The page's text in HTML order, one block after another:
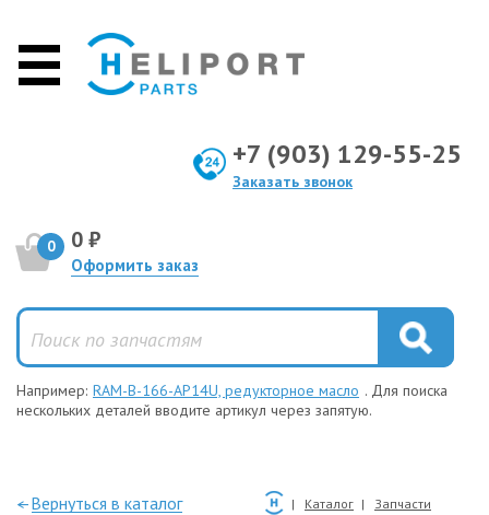
+7 (903) 129-55-25
Заказать звонок
0 0 ₽
Оформить заказ
Например: RAM-B-166-AP14U, редукторное масло . Для поиска
нескольких деталей вводите артикул через запятую.
—Вернуться в каталог Каталог Запчасти